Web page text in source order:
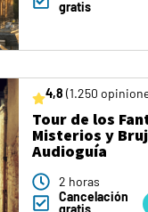
gratis
4,8 (1.250
Tour de los
Misterios y
Audioguía
2 horas
Cancelación